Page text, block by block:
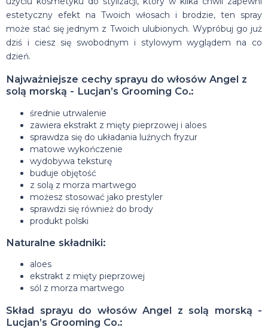
estetyczny efekt na Twoich włosach i brodzie, ten spray
może stać się jednym z Twoich ulubionych. Wypróbuj go już
dziś i ciesz się swobodnym i stylowym wyglądem na co
dzień.
Najważniejsze cechy sprayu do włosów Angel z
solą morską - Lucjan’s Grooming Co.:
średnie utrwalenie
zawiera ekstrakt z mięty pieprzowej i aloes
sprawdza się do układania luźnych fryzur
matowe wykończenie
wydobywa teksturę
buduje objętość
z solą z morza martwego
możesz stosować jako prestyler
sprawdzi się również do brody
produkt polski
Naturalne składniki:
aloes
ekstrakt z mięty pieprzowej
sól z morza martwego
Skład sprayu do włosów Angel z solą morską -
Lucjan’s Grooming Co.: